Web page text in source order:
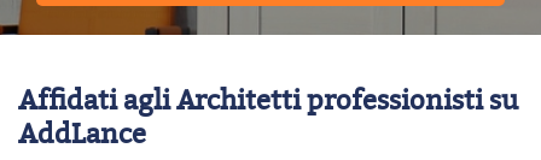
Affidati agli Architetti professionisti su
AddLance